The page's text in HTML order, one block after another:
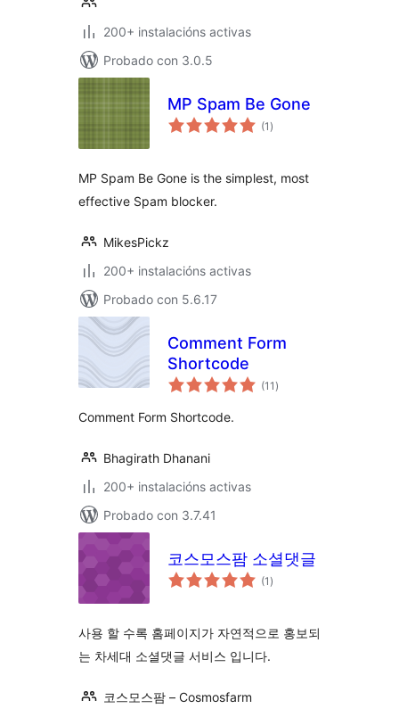
200+ instalacións activas
Probado con 3.0.5
MP Spam Be Gone
(1 valoracións
totais
)
MP Spam Be Gone is the simplest, most
effective Spam blocker.
MikesPickz
200+ instalacións activas
Probado con 5.6.17
Comment Form
Shortcode
(11 valoracións
totais
)
Comment Form Shortcode.
Bhagirath Dhanani
200+ instalacións activas
Probado con 3.7.41
코스모스팜 소셜댓글
(1 valoracións
totais
)
사용 할 수록 홈페이지가 자연적으로 홍보되
는 차세대 소셜댓글 서비스 입니다.
코스모스팜 – Cosmosfarm